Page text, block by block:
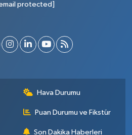
protected]
Hava Durumu
Puan Durumu ve Fikstür
Son Dakika Haberleri